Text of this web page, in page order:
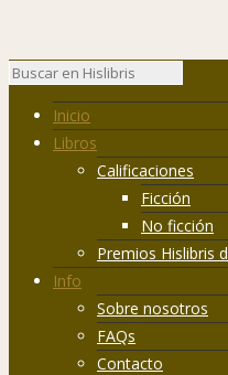
Inicio
Libros
Calificaciones
Ficción
No ficción
Premios Hislibris
Info
Sobre nosotros
FAQs
Contacto